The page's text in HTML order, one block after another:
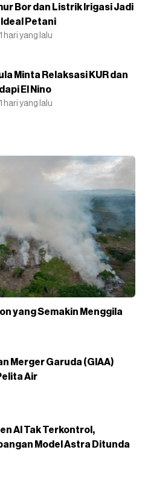
Bor dan Listrik Irigasi Jadi
Petani
| 1 hari yang lalu
Minta Relaksasi KUR dan
El Nino
| 1 hari yang lalu
yang Semakin Menggila
Merger Garuda (GIAA)
Air
AI Tak Terkontrol,
Model Astra Ditunda